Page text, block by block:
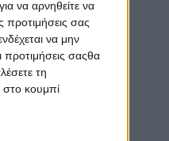
να αρνηθείτε να
προτιμήσεις σας
να μην
προτιμήσεις σαςθα
τη
στο κουμπί
σωστές
είναι
σε
έχουν